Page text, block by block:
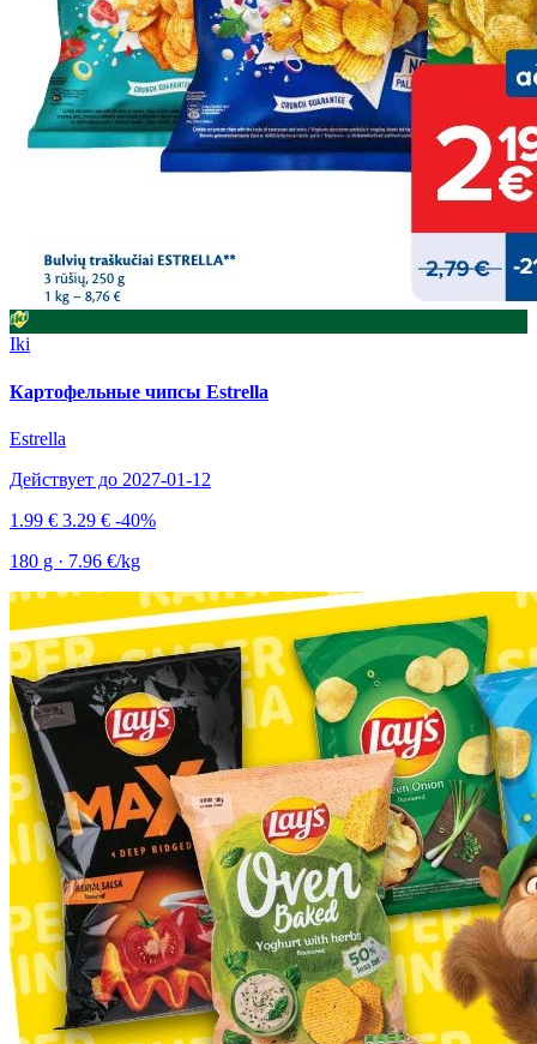
Iki
Картофельные чипсы Estrella
Estrella
Действует до 2027-01-12
1.99 € 3.29 € -40%
180 g · 7.96 €/kg